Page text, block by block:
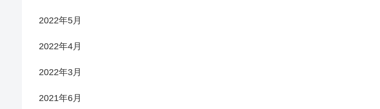
2022年5月
2022年4月
2022年3月
2021年6月